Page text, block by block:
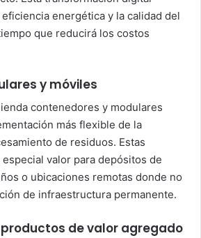
energética y la calidad del
que reducirá los costos
y móviles
contenedores y modulares
más flexible de la
de residuos. Estas
valor para depósitos de
o ubicaciones remotas donde no
de infraestructura permanente.
de valor agregado